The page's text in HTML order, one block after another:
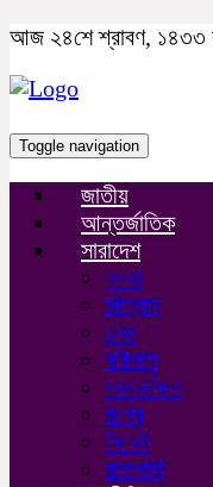
আজ ২৪শে শ্রাবণ, ১৪৩৩
Toggle navigation
জাতীয়
আন্তর্জাতিক
সারাদেশ
খুলনা
চট্টগ্রাম
ঢাকা
বরিশাল
ময়মনসিংহ
রংপুর
সিলেট
রাজশাহী